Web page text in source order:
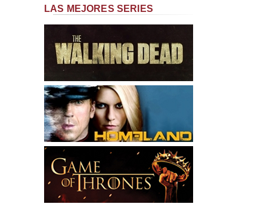
LAS MEJORES SERIES